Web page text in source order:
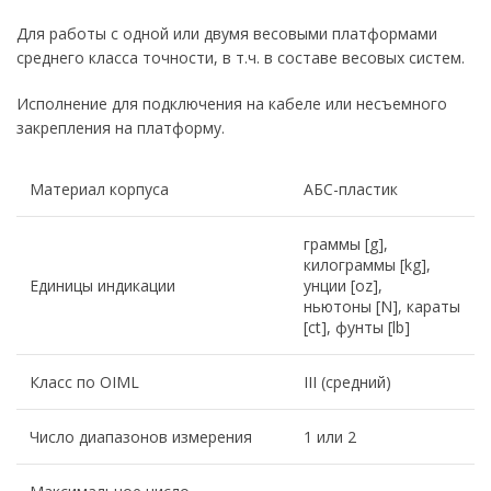
Для работы с одной или двумя весовыми платформами
среднего класса точности, в т.ч. в составе весовых систем.
Исполнение для подключения на кабеле или несъемного
закрепления на платформу.
Материал корпуса АБС-пластик
Единицы индикации
граммы [g],
килограммы [kg],
унции [oz],
ньютоны [N], караты
[ct], фунты [lb]
Класс по OIML III (средний)
Число диапазонов измерения 1 или 2